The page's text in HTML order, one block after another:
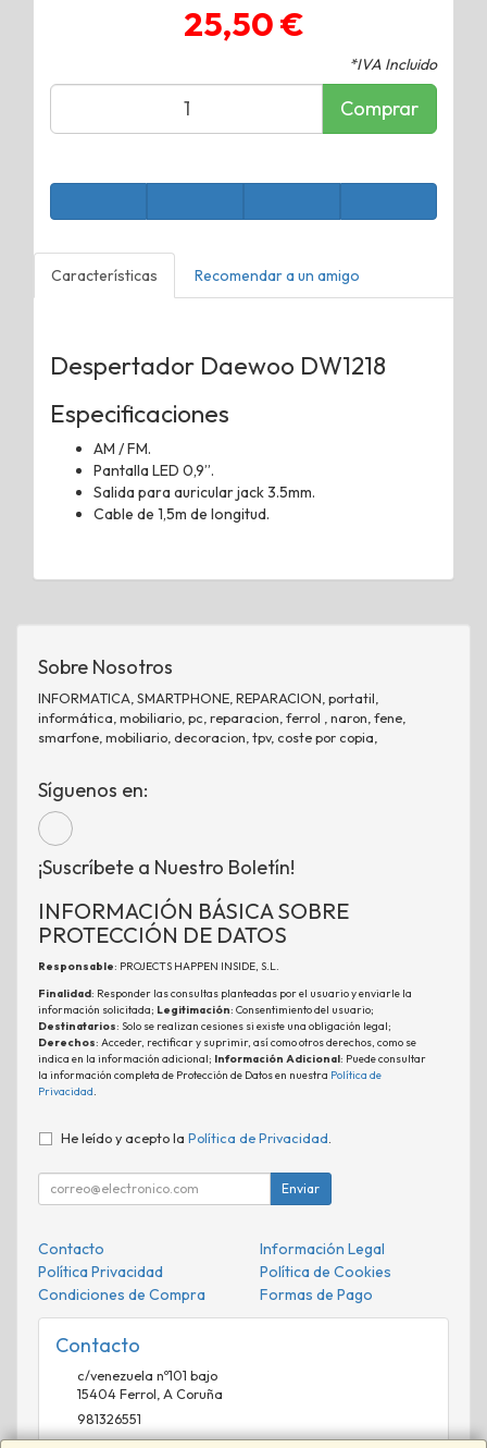
25,50 €
*IVA Incluido
Comprar
Características Recomendar a un amigo
Despertador Daewoo DW1218
Especificaciones
AM / FM.
Pantalla LED 0,9”.
Salida para auricular jack3.5mm.
Cable de 1,5m de longitud.
Sobre Nosotros
INFORMATICA, SMARTPHONE, REPARACION, portatil,
informática, mobiliario, pc, reparacion, ferrol , naron, fene,
smarfone, mobiliario, decoracion, tpv, coste por copia,
Síguenos en:
¡Suscríbete a Nuestro Boletín!
INFORMACIÓN BÁSICA SOBRE
PROTECCIÓN DE DATOS
Responsable: PROJECTS HAPPEN INSIDE, S.L.
Finalidad: Responder las consultas planteadas por el usuario y enviarle la
información solicitada; Legitimación: Consentimiento del usuario;
Destinatarios: Solo se realizan cesiones si existe una obligación legal;
Derechos: Acceder, rectificar y suprimir, así como otros derechos, como se
indica en la información adicional; Información Adicional: Puede consultar
la información completa de Protección de Datos en nuestra Política de
Privacidad.
He leído y acepto la Política de Privacidad
Enviar
Contacto
Información Legal
Política Privacidad
Política de Cookies
Condiciones de Compra
Formas de Pago
Contacto
c/venezuela nº101 bajo
15404Ferrol A Coruña
981326551
comercial@phisistemas.es